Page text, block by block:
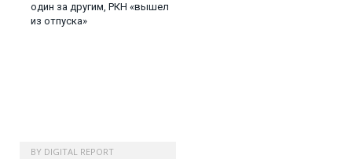
один за другим, РКН «вышел
из отпуска»
BY DIGITAL REPORT